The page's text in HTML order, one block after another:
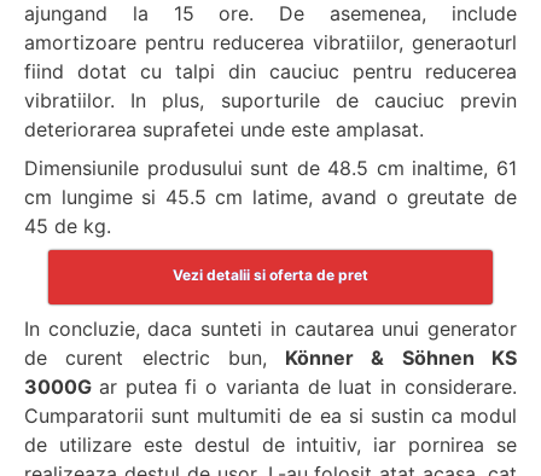
ajungand la 15 ore. De asemenea, include
amortizoare pentru reducerea vibratiilor, generaoturl
fiind dotat cu talpi din cauciuc pentru reducerea
vibratiilor. In plus, suporturile de cauciuc previn
deteriorarea suprafetei unde este amplasat.
Dimensiunile produsului sunt de 48.5 cm inaltime, 61
cm lungime si 45.5 cm latime, avand o greutate de
45 de kg.
Vezi detalii si oferta de pret
In concluzie, daca sunteti in cautarea unui generator
de curent electric bun, Könner & Söhnen KS
3000G ar putea fi o varianta de luat in considerare.
Cumparatorii sunt multumiti de ea si sustin ca modul
de utilizare este destul de intuitiv, iar pornirea se